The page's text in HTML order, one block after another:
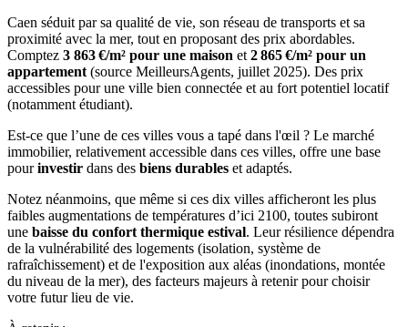
Caen séduit par sa qualité de vie, son réseau de transports et sa
proximité avec la mer, tout en proposant des prix abordables.
Comptez 3 863 €/m² pour une maison et 2 865 €/m² pour un
appartement (source MeilleursAgents, juillet 2025). Des prix
accessibles pour une ville bien connectée et au fort potentiel locatif
(notamment étudiant).
Est-ce que l’une de ces villes vous a tapé dans l'œil ? Le marché
immobilier, relativement accessible dans ces villes, offre une base
pourinvestir dans des biens durables et adaptés.
Notez néanmoins, que même si ces dix villes afficheront les plus
faibles augmentations de températures d’ici 2100, toutes subiront
une baisse du confort thermique estival. Leur résilience dépendra
de la vulnérabilité des logements (isolation, système de
rafraîchissement) et de l'exposition aux aléas (inondations, montée
du niveau de la mer), des facteurs majeurs à retenir pour choisir
votre futur lieu de vie.